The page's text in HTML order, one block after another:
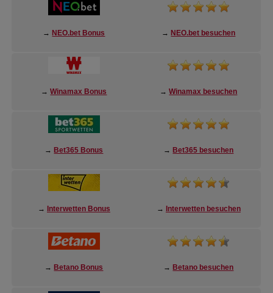
→ NEO.bet Bonus → NEO.bet besuchen
→Winamax Bonus →Winamax besuchen
→ Bet365 Bonus → Bet365 besuchen
→ Interwetten Bonus → Interwetten besuchen
→ Betano Bonus → Betano besuchen